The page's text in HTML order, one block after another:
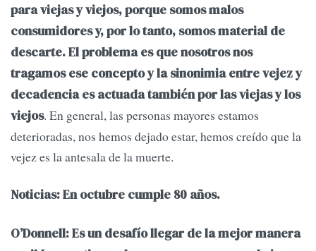
para viejas y viejos, porque somos malos
consumidores y, por lo tanto, somos material de
descarte. El problema es que nosotros nos
tragamos ese concepto y la sinonimia entre vejez y
decadencia es actuada también por las viejas y los
viejos. En general, las personas mayores estamos
deterioradas, nos hemos dejado estar, hemos creído que la
vejez es la antesala de la muerte.
Noticias: En octubre cumple 80 años.
O’Donnell: Es un desafío llegar de la mejor manera